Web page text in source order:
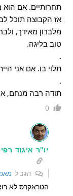
תחרותיים. אם הוא
אז הקבוצה תוכל
מלברון מאידך,
טוב בליגה.
.
תלוי בו. אם אני
.
תודה רבה מנחם,
0
יו"ר איגוד
הגב ל
הטראקרס לא